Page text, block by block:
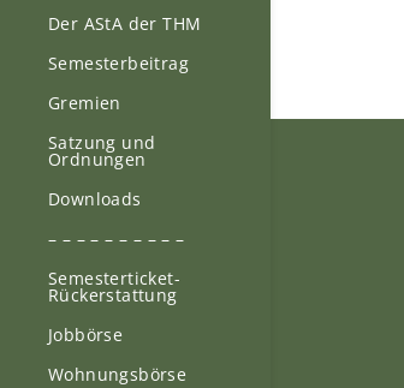
Der AStA der THM
Semesterbeitrag
Gremien
Satzung und
Ordnungen
Downloads
– – – – – – – – – –
Semesterticket-
Rückerstattung
Jobbörse
Wohnungsbörse